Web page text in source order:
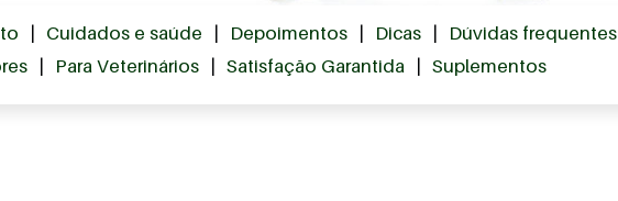
Cuidados e saúde Depoimentos Dicas Dúvidas frequentes
Para Veterinários Satisfação Garantida Suplementos